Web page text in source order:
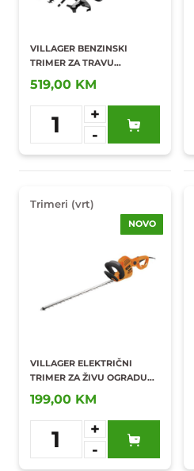
VILLAGER BENZINSKI
TRIMER ZA TRAVU
0,9KW/32,6CC MBC 33 E-
MULTI TOOL
519,00 KM
1
+
-
Dodaj u
omiljene
Trimeri (vrt)
NOVO
VILLAGER ELEKTRIČNI
TRIMER ZA ŽIVU OGRADU
710W VHT 715 P
199,00 KM
1
+
-
Dodaj u
omiljene